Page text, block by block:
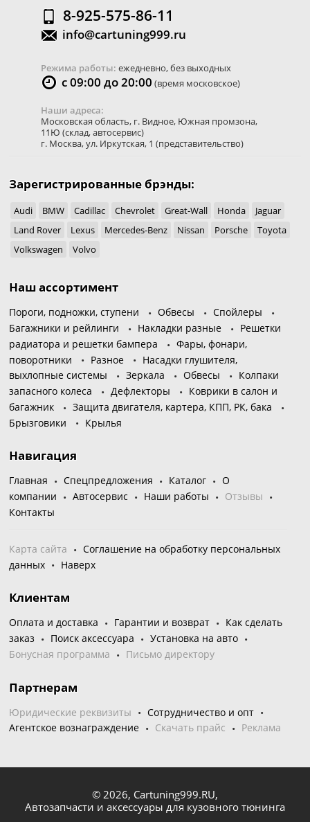
8-925-575-86-11
info@cartuning999.ru
Режима работы: ежедневно, без выходных
с 09:00 до 20:00 (время московское)
Наши адреса:
Московская область, г. Видное, Южная промзона,
11Ю (склад, автосервис)
г. Москва,ул. Иркутская, 1 (представительство)
Зарегистрированные брэнды:
Audi BMW Cadillac Chevrolet Great-Wall Honda
Jaguar
Land Rover
Lexus Mercedes-Benz Nissan Porsche
Toyota
Volkswagen
Volvo
Наш ассортимент
Пороги, подножки, ступени Обвесы
Спойлеры
Багажники и рейлинги
Накладки разные
Решетки
радиатора и решетки бампера
Фары, фонари,
поворотники
Разное
Насадки глушителя,
выхлопные системы
Зеркала Обвесы
Колпаки
запасного колеса
Дефлекторы
Коврики в салон и
багажник
Защита двигателя, картера, КПП, РК, бака
Брызговики
Крылья
Навигация
Главная Спецпредложения Каталог
О
компании
Автосервис Наши работы
Отзывы
Контакты
Карта сайта
Соглашение на обработку персональных
данных
Наверх
Клиентам
Оплата и доставка Гарантии и возврат
Как сделать
заказ
Поиск аксессуара
Установка на авто
Бонусная программа
Письмо директору
Партнерам
Юридические реквизиты
Сотрудничество и опт
Агентское вознаграждение
Скачать прайс Реклама
© 2026, Cartuning999.RU,
Автозапчасти и аксессуары для кузовного тюнинга